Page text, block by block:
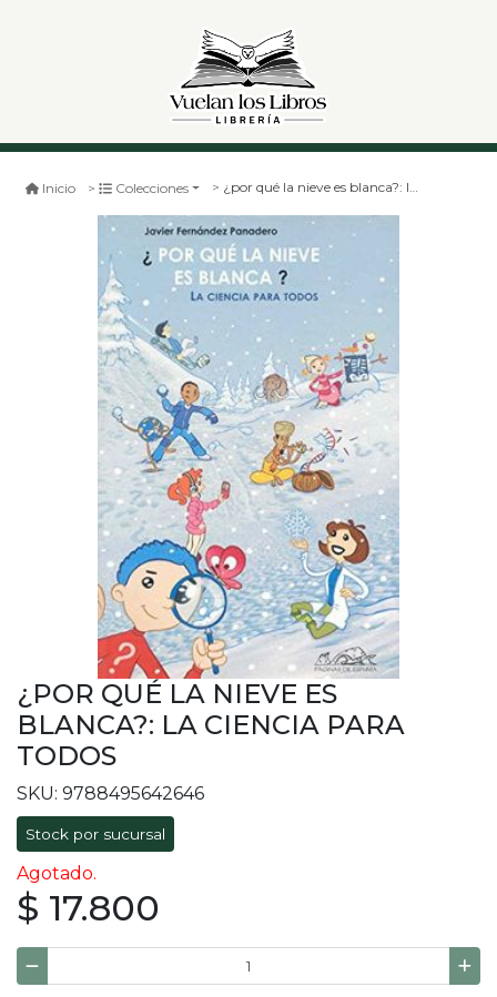
Inicio Colecciones ¿por qué la nieve es blanca?: la ciencia para todos
¿POR QUÉ LA NIEVE ES
BLANCA?: LA CIENCIA PARA
TODOS
SKU: 9788495642646
Stock por sucursal
Agotado.
$ 17.800